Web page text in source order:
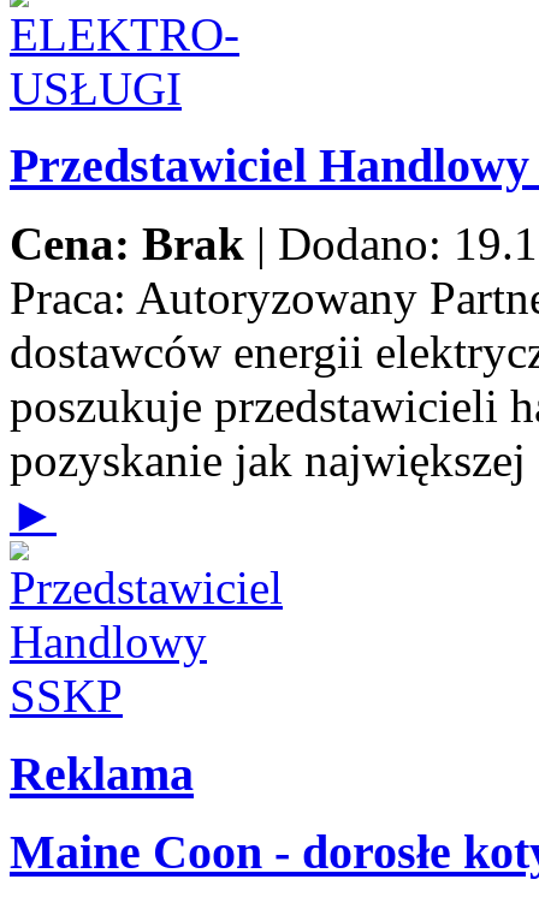
Przedstawiciel Handlowy
Cena: Brak | Dodano:
Praca: Autoryzowany
dostawców energii
poszukuje przedstawicieli
pozyskanie jak
►
Reklama
Maine Coon - dorosłe